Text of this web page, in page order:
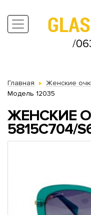
Главная Женские
Модель 12035
ЖЕНСКИЕ
5815C704/